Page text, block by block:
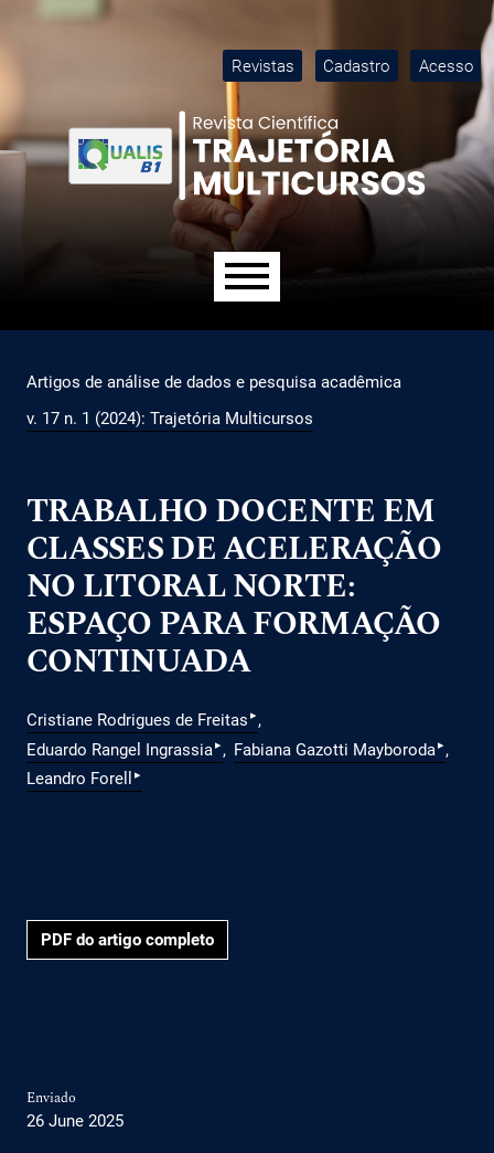
Ir para o menu de navegação principal
Ir para o conteúdo principal
Ir para o rodapé
Revistas Cadastro Acesso
Artigos de análise de dados e pesquisa acadêmica
v. 17 n. 1 (2024): Trajetória Multicursos
TRABALHO DOCENTE EM
CLASSES DE ACELERAÇÃO
NO LITORAL NORTE:
ESPAÇO PARA FORMAÇÃO
CONTINUADA
Cristiane Rodrigues de Freitas ▸
Eduardo Rangel Ingrassia▸ Fabiana Gazotti Mayboroda▸
Leandro Forell ▸
PDF do artigo completo
Enviado
26 June 2025